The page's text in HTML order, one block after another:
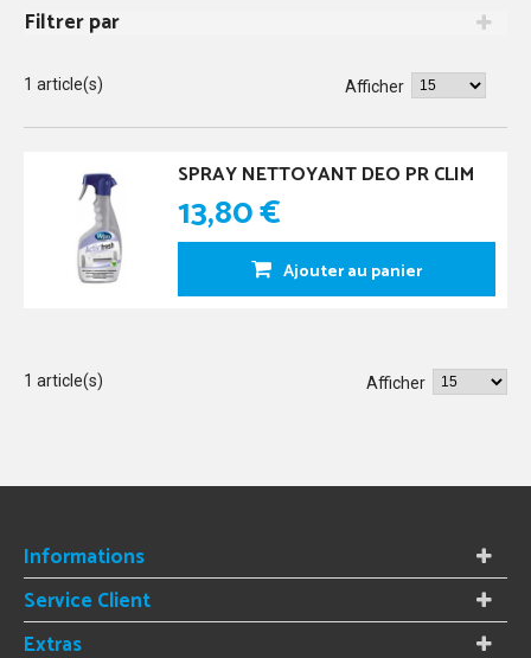
Filtrer par
1 article(s) Afficher
SPRAY NETTOYANT DEO PR CLIM
13,80 €
Ajouter au panier
1 article(s) Afficher
Informations
Service Client
Extras